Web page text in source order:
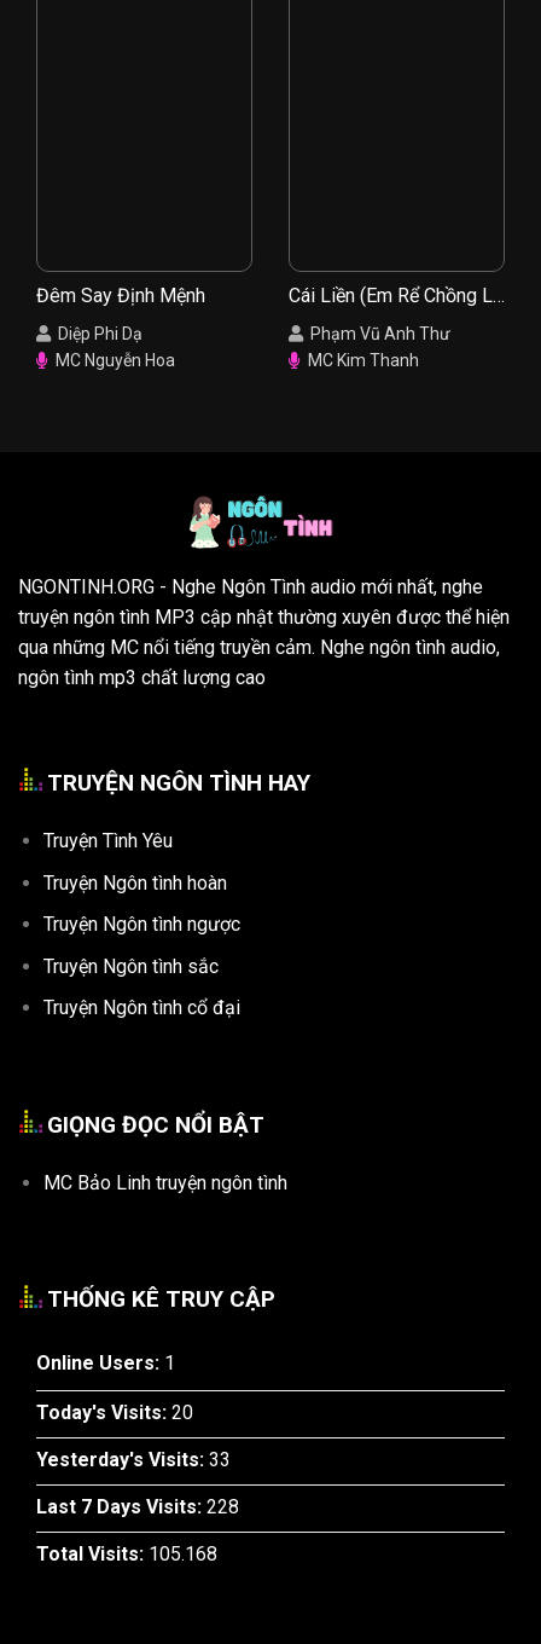
Đêm Say Định Mệnh
Diệp Phi Dạ
MC Nguyễn Hoa
Cái Liền (Em Rể Chồng Là
Người Yêu Cũ)
Phạm Vũ Anh Thư
MC Kim Thanh
NGONTINH.ORG - Nghe Ngôn Tình audio mới nhất, nghe
truyện ngôn tình MP3 cập nhật thường xuyên được thể hiện
qua những MC nổi tiếng truyền cảm. Nghe ngôn tình audio,
ngôn tình mp3 chất lượng cao
TRUYỆN NGÔN TÌNH HAY
Truyện Tình Yêu
Truyện Ngôn tình hoàn
Truyện Ngôn tình ngược
Truyện Ngôn tình sắc
Truyện Ngôn tình cổ đại
GIỌNG ĐỌC NỔI BẬT
MC Bảo Linh truyện ngôn tình
THỐNG KÊ TRUY CẬP
Online Users: 1
Today's Visits: 20
Yesterday's Visits: 33
Last 7 Days Visits: 228
Total Visits: 105.168